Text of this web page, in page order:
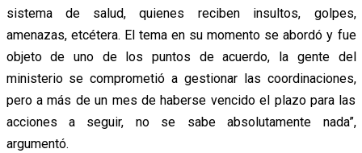
sistema de salud, quienes reciben insultos, golpes,
amenazas, etcétera. El tema en su momento se abordó y fue
objeto de uno de los puntos de acuerdo, la gente del
ministerio se comprometió a gestionar las coordinaciones,
pero a más de un mes de haberse vencido el plazo para las
acciones a seguir, no se sabe absolutamente nada”,
argumentó.